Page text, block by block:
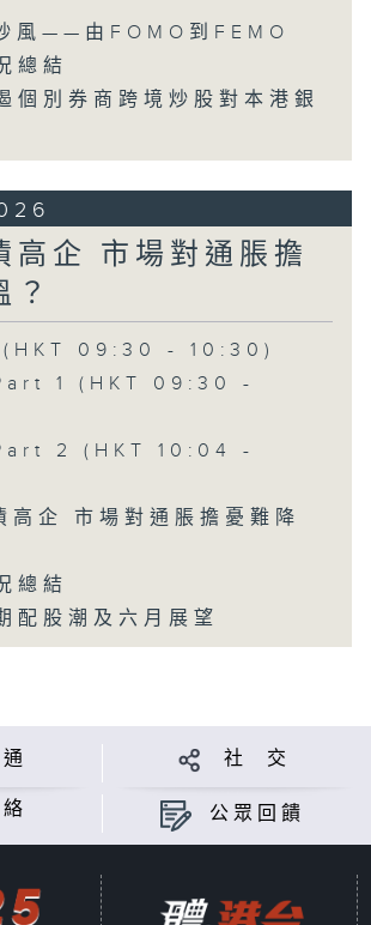
風——由FOMO到FEMO
總結
個別券商跨境炒股對本港銀
高企 市場對通脹擔
？
09:30 - 10:30)
1 (HKT 09:30 -
2 (HKT 10:04 -
高企 市場對通脹擔憂難降
總結
配股潮及六月展望
社 交
公眾回饋